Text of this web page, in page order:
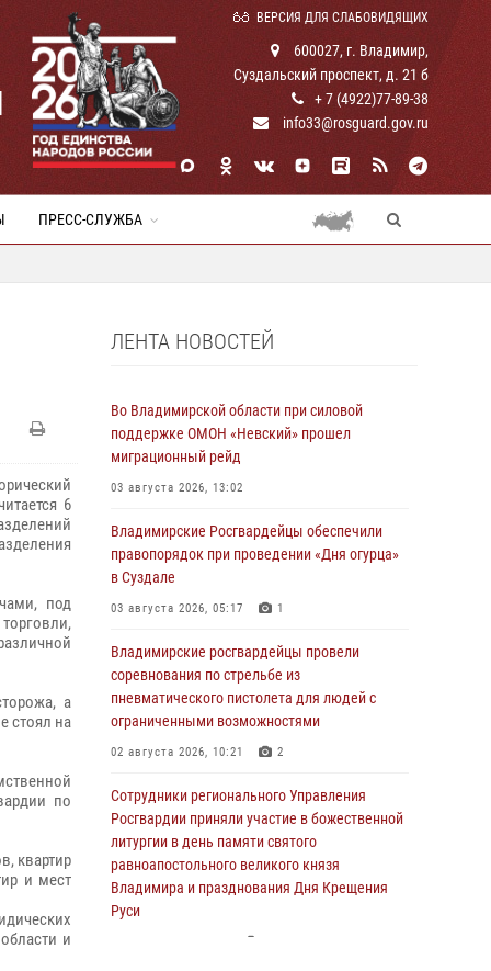
ВЕРСИЯ ДЛЯ СЛАБОВИДЯЩИХ
600027, г. Владимир,
Суздальский проспект, д. 21 б
+ 7 (4922)77-89-38
info33@rosguard.gov.ru
ПРЕСС-СЛУЖБА
6
под
а
стоял на
по
квартир
и мест
и
ЛЕНТА НОВОСТЕЙ
Во Владимирской области при силовой
поддержке ОМОН «Невский» прошел
миграционный рейд
03 августа 2026, 13:02
Владимирские Росгвардейцы обеспечили
правопорядок при проведении «Дня огурца»
в Суздале
03 августа 2026, 05:17 1
Владимирские росгвардейцы провели
соревнования по стрельбе из
пневматического пистолета для людей с
ограниченными возможностями
02 августа 2026, 10:21 2
Сотрудники регионального Управления
Росгвардии приняли участие в божественной
литургии в день памяти святого
равноапостольного великого князя
Владимира и празднования Дня Крещения
Руси